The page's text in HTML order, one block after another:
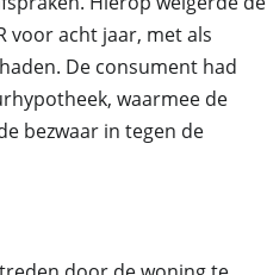
voor acht jaar, met als
De consument had
waarmee de
bezwaar in tegen de